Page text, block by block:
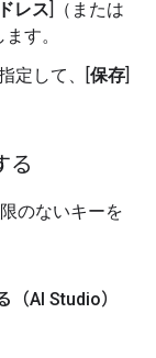
レス]（または
す。
定して、[保存]
る
のないキーを
AI Studio）